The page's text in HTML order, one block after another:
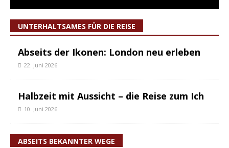
UNTERHALTSAMES FÜR DIE REISE
Abseits der Ikonen: London neu erleben
22. Juni 2026
Halbzeit mit Aussicht – die Reise zum Ich
10. Juni 2026
ABSEITS BEKANNTER WEGE